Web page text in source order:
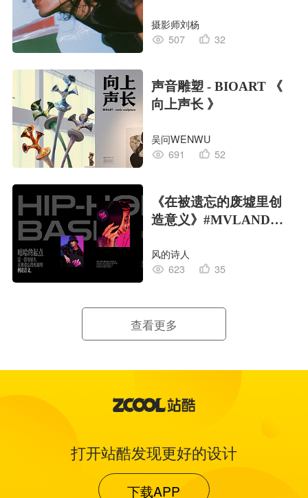
摄影师刘杨
507
32
声音雕塑 - BIOART 《
向上声长 》
吴问WENWU
691
52
《在被遗忘的废墟里创
造意义》#MVLAND嘻
风的诗人
623
35
查看更多
打开站酷发现更好的设计
下载APP